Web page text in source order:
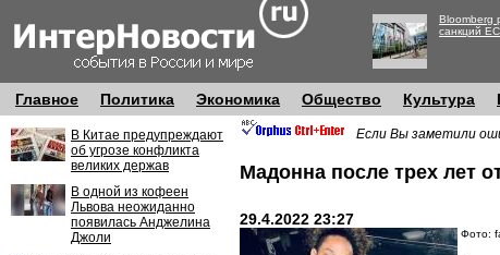
Bloomberg
санкций
Главное Политика Экономика Общество Культура
В Китае предупреждают
об угрозе конфликта
великих держав
В одной из кофеен
Львова неожиданно
появилась Анджелина
Джоли
Если Вы заметили
Мадонна после трех лет
29.4.2022 23:27
Фото: